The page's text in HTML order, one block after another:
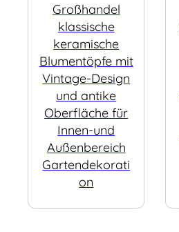
Großhandel
klassische
keramische
Blumentöpfe mit
Vintage-Design
und antike
Oberfläche für
Innen-und
Außenbereich
Gartendekorati
on